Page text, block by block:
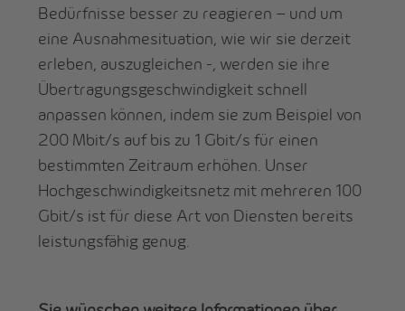
Bedürfnisse besser zu reagieren – und um
eine Ausnahmesituation, wie wir sie derzeit
erleben, auszugleichen -, werden sie ihre
Übertragungsgeschwindigkeit schnell
anpassen können, indem sie zum Beispiel von
200 Mbit/s auf bis zu 1 Gbit/s für einen
bestimmten Zeitraum erhöhen. Unser
Hochgeschwindigkeitsnetz mit mehreren 100
Gbit/s ist für diese Art von Diensten bereits
leistungsfähig genug.